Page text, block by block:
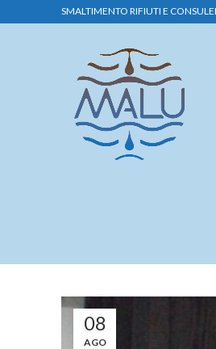
SMALTIMENTO RIFIUTI E
08
AGO